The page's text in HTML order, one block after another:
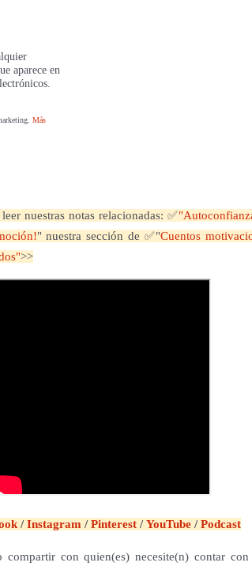
aparece en
Más
nuestras notas relacionadas: ✅
" nuestra sección de ✅"Cuentos
>>
/Instagram /Pinterest /YouTube / Podcast
compartir con quien(es) necesite(n) contar